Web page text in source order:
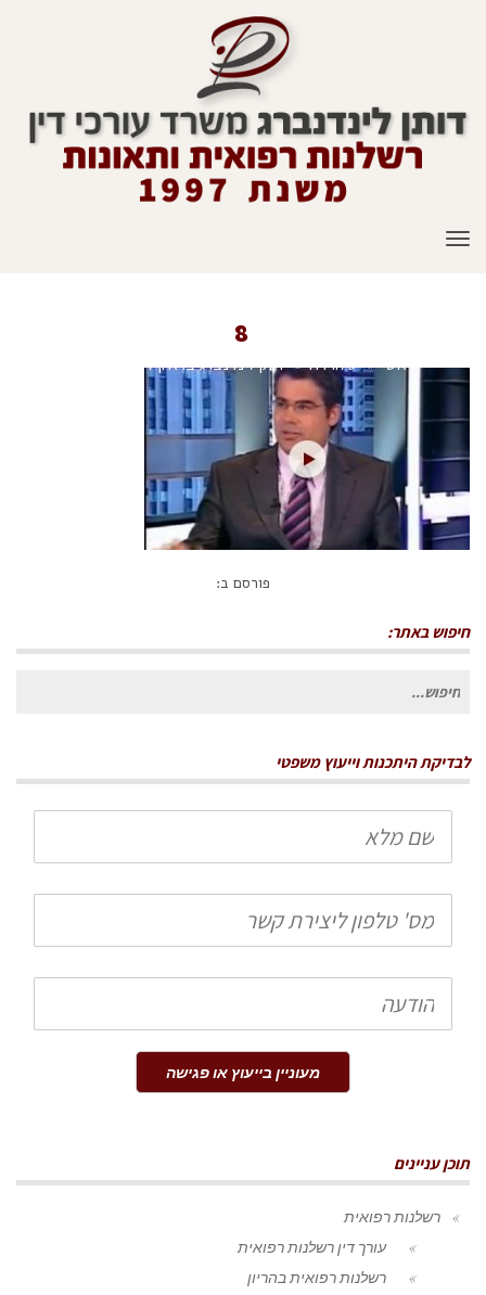
תפריט
ראשי » טלוויזיה » דותן לינדנברג בראיון לערוץ 2
8
פורסם ב:
חיפוש באתר:
חיפוש
לבדיקת היתכנות וייעוץ משפטי
שם
מלא
טלפון
הודעה
מעוניין בייעוץ או פגישה
תוכן עניינים
רשלנות רפואית
עורך דין רשלנות רפואית
רשלנות רפואית בהריון